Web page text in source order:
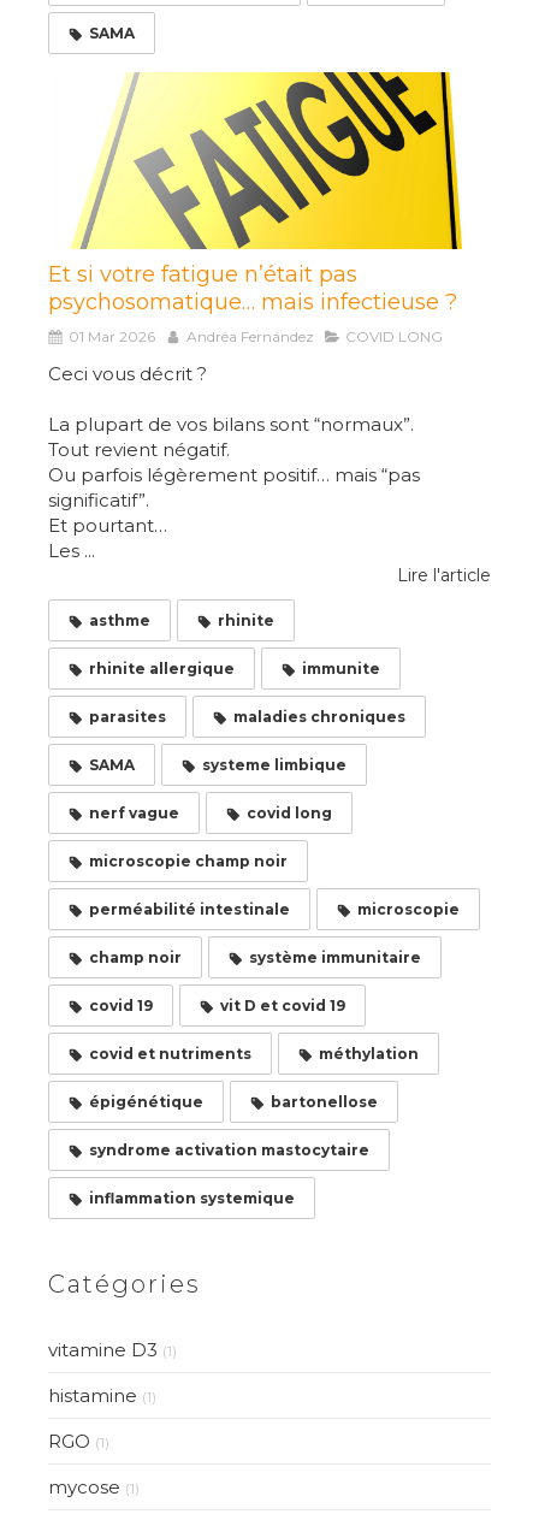
SAMA
Et si votre fatigue n’était pas
psychosomatique… mais infectieuse ?
01 Mar 2026 Andréa Fernández COVID LONG
Ceci vous décrit ?
La plupart de vos bilans sont “normaux”.
Tout revient négatif.
Ou parfois légèrement positif… mais “pas
significatif”.
Et pourtant…
Les ...
Lire l'article
asthme rhinite
rhinite allergique immunite
parasites maladies chroniques
SAMA systeme limbique
nerf vague covid long
microscopie champ noir
perméabilité intestinale microscopie
champ noir système immunitaire
covid 19 vit D et covid 19
covid et nutriments méthylation
épigénétique bartonellose
syndrome activation mastocytaire
inflammation systemique
Catégories
vitamine D3 (1)
histamine (1)
RGO (1)
mycose (1)